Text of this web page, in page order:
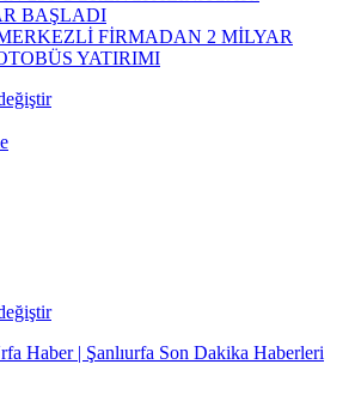
BAŞLADI
FİRMADAN 2 MİLYAR
YATIRIMI